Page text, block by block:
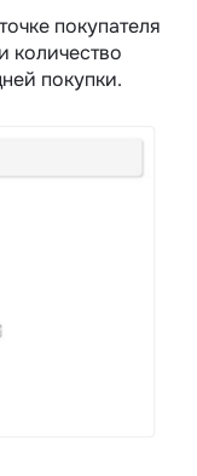
покупателя
количество
покупки.